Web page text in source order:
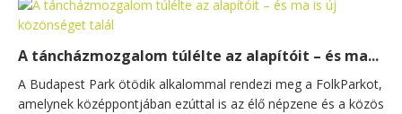
A táncházmozgalom túlélte az alapítóit – és ma...
A Budapest Park ötödik alkalommal rendezi meg a FolkParkot,
amelynek középpontjában ezúttal is az élő népzene és a közös